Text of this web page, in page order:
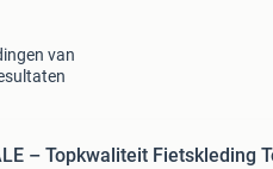
van
– Topkwaliteit Fietskleding